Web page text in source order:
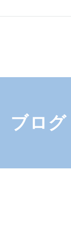
ブログ